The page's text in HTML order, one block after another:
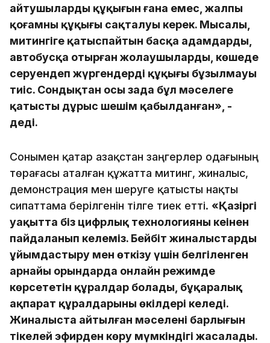
айтушылардың құқығын ғана емес, жалпы
қоғамның құқығы сақталуы керек. Мысалы,
митингіге қатыспайтын басқа адамдардың,
автобусқа отырған жолаушылардың, көшеде
серуендеп жүргендердің құқығы бұзылмауы
тиіс. Сондықтан осы заңда бұл мәселеге
қатысты дұрыс шешім қабылданған», -
деді.
Сонымен қатар Қазақстан заңгерлер одағының
төрағасы аталған құжатта митинг, жиналыс,
демонстрация мен шеруге қатысты нақты
сипаттама берілгенін тілге тиек етті. «Қазіргі
уақытта біз цифрлық технологияны кеңінен
пайдаланып келеміз. Бейбіт жиналыстарды
ұйымдастыру мен өткiзу үшiн белгіленген
арнайы орындарда онлайн режимде
көрсететін құралдар болады, бұқаралық
ақпарат құралдарының өкілдері келеді.
Жиналыста айтылған мәселенің барлығын
тікелей эфирден көру мүмкіндігі жасалады.